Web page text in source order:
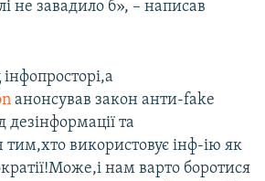
не завадило б», – написав
анонсував закон анти-fake
дезінформації та
тим,хто використовує інф-ію як
нам варто боротися